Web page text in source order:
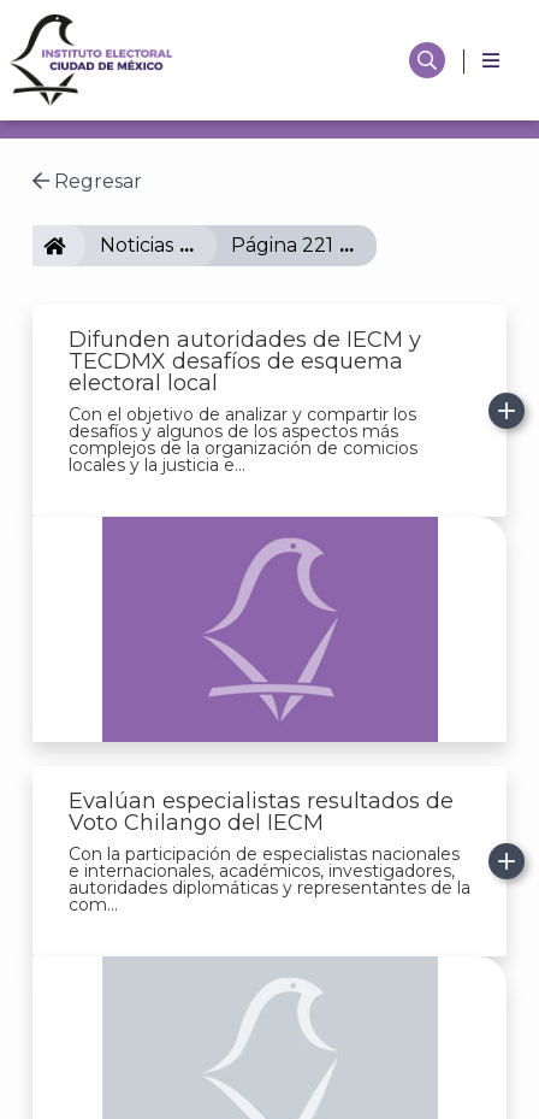
Regresar
IECMNoticias Página 221
Difunden autoridades de IECM y
TECDMX desafíos de esquema
electoral local
Con el objetivo de analizar y compartir los
desafíos y algunos de los aspectos más
complejos de la organización de comicios
locales y la justicia e...
Evalúan especialistas resultados de
Voto Chilango del IECM
Con la participación de especialistas nacionales
e internacionales, académicos, investigadores,
autoridades diplomáticas y representantes de la
com...